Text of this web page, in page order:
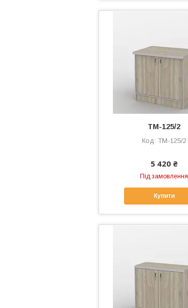
ТМ-125/2
ТМ-125/2
5 420 ₴
Під замовлення
Купити